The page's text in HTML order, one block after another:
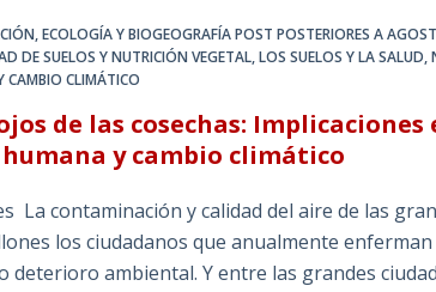
,ECOLOGÍA Y BIOGEOGRAFÍA POST POSTERIORES A
DE SUELOS Y NUTRICIÓN VEGETAL,LOS SUELOS Y LA SALUD,
CAMBIO CLIMÁTICO
de las cosechas: Implicaciones
y cambio climático
La contaminación y calidad del aire de las
los ciudadanos que anualmente
deterioro ambiental. Y entre las grandes